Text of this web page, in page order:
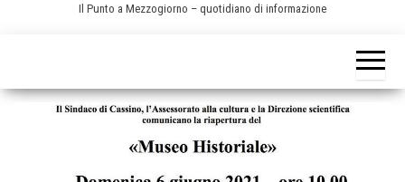
a
v
Il Punto a Mezzogiorno – quotidiano di informazione